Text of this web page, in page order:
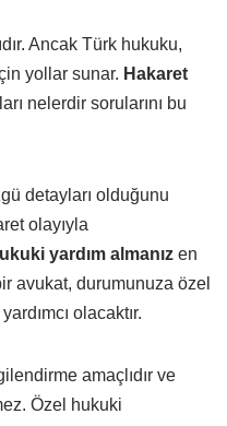
Ancak Türk hukuku,
yollar sunar. Hakaret
nelerdir sorularını bu
detayları olduğunu
olayıyla
yardım almanız en
avukat, durumunuza özel
olacaktır.
amaçlıdır ve
Özel hukuki